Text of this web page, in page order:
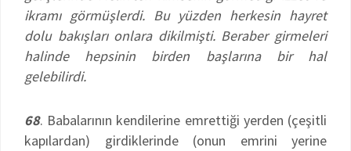
ikramı görmüşlerdi. Bu yüzden herkesin hayret
dolu bakışları onlara dikilmişti. Beraber girmeleri
halinde hepsinin birden başlarına bir hal
gelebilirdi.
68. Babalarının kendilerine emrettiği yerden (çeşitli
kapılardan) girdiklerinde (onun emrini yerine